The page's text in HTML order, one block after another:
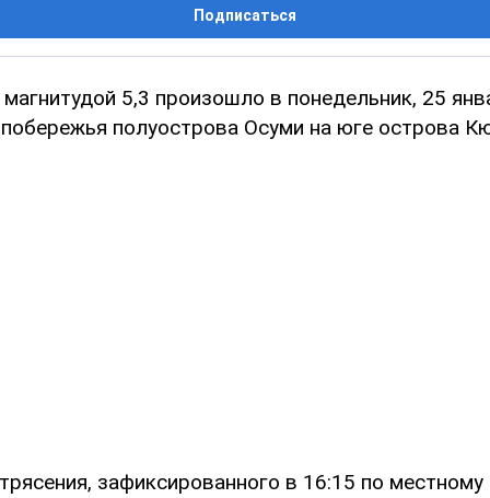
Подписаться
магнитудой 5,3 произошло в понедельник, 25
побережья полуострова Осуми на юге острова
зафиксированного в 16:15 по